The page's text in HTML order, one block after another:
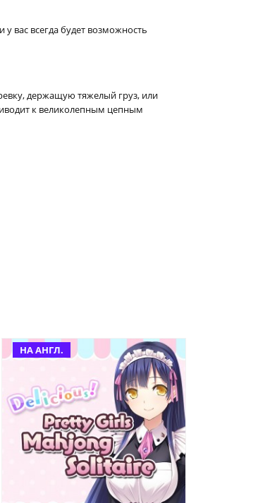
вас всегда будет возможность
держащую тяжелый груз, или
к великолепным цепным
НА АНГЛ.